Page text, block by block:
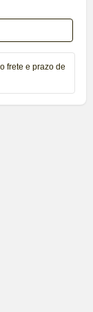
frete e prazo de